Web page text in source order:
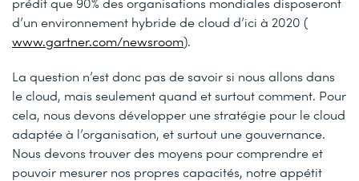
d’un environnement hybride de cloud d’ici à 2020 (
www.gartner.com/newsroom).
La question n’est donc pas de savoir si nous allons dans
le cloud, mais seulement quand et surtout comment. Pour
cela, nous devons développer une stratégie pour le cloud
adaptée à l’organisation, et surtout une gouvernance.
Nous devons trouver des moyens pour comprendre et
pouvoir mesurer nos propres capacités, notre appétit